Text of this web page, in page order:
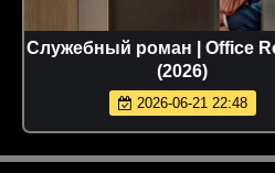
Служебный роман | Office
(2026)
2026-06-21 22:48